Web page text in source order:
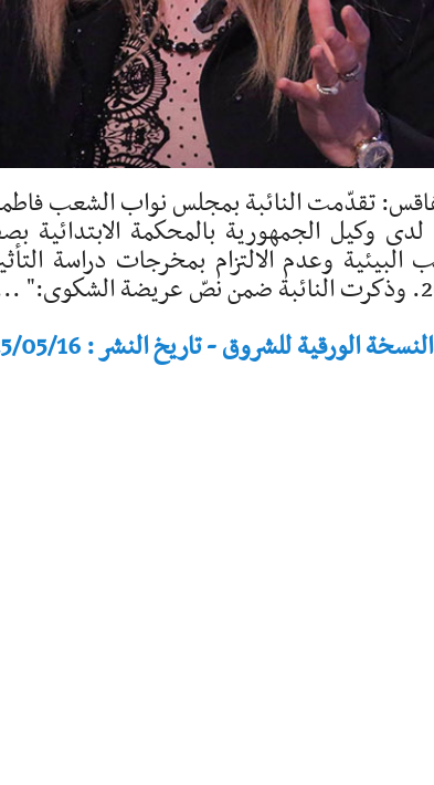
وعدم الالتزام بمخرجات دراسة
الورقية للشروق - تاريخ النشر : 2025/05/16